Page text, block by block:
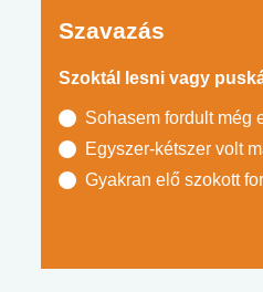
Szavazás
Szoktál lesni vagy
Sohasem fordult még
Egyszer-kétszer volt
Gyakran elő szokott